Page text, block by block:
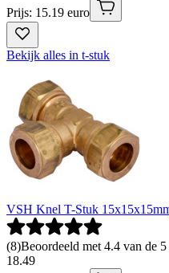
Prijs: 15.19 euro
Bekijk alles in t-stuk
VSH Knel T-Stuk
(8)Beoordeeld met 4.4 van de
18.49